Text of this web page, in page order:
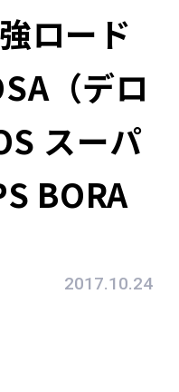
ロード
（デロ
スーパ
BORA
2017.10.24